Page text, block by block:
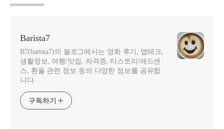
Barista7
B7(barista7)의 블로그에서는 영화 후기, 앱테크,
생활정보, 여행/맛집, 자격증, 티스토리/애드센
스, 환율 관련 정보 등의 다양한 정보를 공유합
니다.
구독하기